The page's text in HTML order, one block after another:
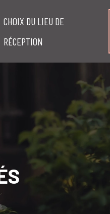
CHOIX DU LIEU DE
RÉCEPTION